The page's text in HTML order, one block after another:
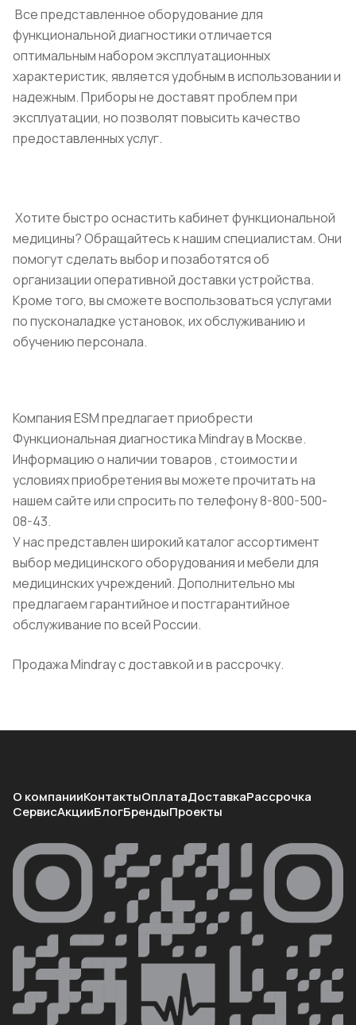
Все представленное оборудование для
функциональной диагностики отличается
оптимальным набором эксплуатационных
характеристик, является удобным в использовании и
надежным. Приборы не доставят проблем при
эксплуатации, но позволят повысить качество
предоставленных услуг.
Хотите быстро оснастить кабинет функциональной
медицины? Обращайтесь к нашим специалистам. Они
помогут сделать выбор и позаботятся об
организации оперативной доставки устройства.
Кроме того, вы сможете воспользоваться услугами
по пусконаладке установок, их обслуживанию и
обучению персонала.
Компания ESM предлагает приобрести
Функциональная диагностика Mindray в Москве.
Информацию о наличии товаров , стоимости и
условиях приобретения вы можете прочитать на
нашем сайте или спросить по телефону 8-800-500-
08-43.
У нас представлен широкий каталог ассортимент
выбор медицинского оборудования и мебели для
медицинских учреждений. Дополнительно мы
предлагаем гарантийное и постгарантийное
обслуживание по всей России.
Продажа Mindray с доставкой и в рассрочку.
О компанииКонтактыОплатаДоставкаРассрочка
СервисАкцииБлогБрендыПроекты